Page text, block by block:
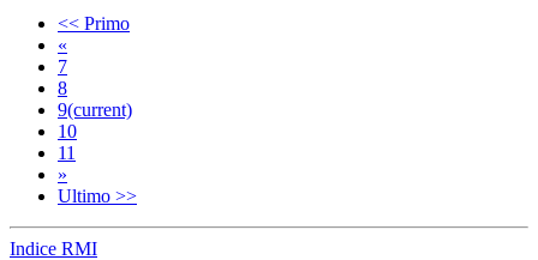
<< Primo
«
7
8
9(current)
10
11
»
Ultimo >>
Indice RMI